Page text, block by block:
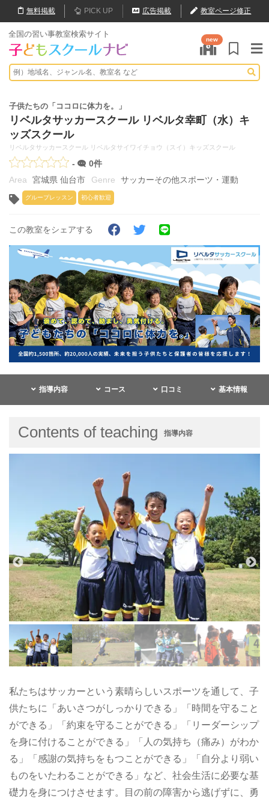
無料掲載 PICK UP 広告掲載 教室ページ修正
全国の習い事教室検索サイト
new
子供たちの「ココロに体力を。」
リベルタサッカースクール リベルタ幸町（水）キ
ッズスクール
リベルタサッカースクール リベルタサイワイチョウ（スイ）キッズスクール
-
0件
宮城県 仙台市
サッカーその他スポーツ・運動
グループレッスン 初心者歓迎
この教室をシェアする
指導内容 コース 口コミ 基本情報
Contents of teaching 指導内容
私たちはサッカーという素晴らしいスポーツを通して、子
供たちに「あいさつがしっかりできる」「時間を守ること
ができる」「約束を守ることができる」「リーダーシップ
を身に付けることができる」「人の気持ち（痛み）がわか
る」「感謝の気持ちをもつことができる」「自分より弱い
ものをいたわることができる」など、社会生活に必要な基
礎力を身につけさせます。目の前の障害から逃げずに、勇